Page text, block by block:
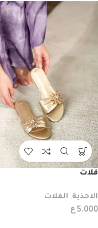
فلات
الاحذية, الفلات
5.000 ع